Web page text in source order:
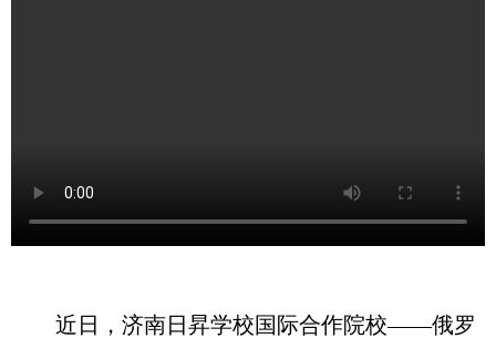
近日，济南日昇学校国际合作院校——俄罗